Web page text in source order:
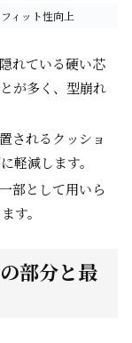
ィット性向上
れている硬い芯
が多く、型崩れ
されるクッショ
軽減します。
部として用いら
す。
部分と最